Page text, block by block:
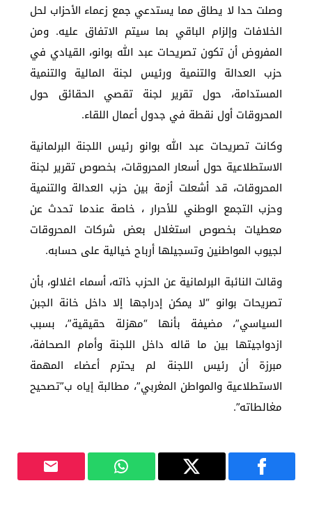
وصلت حدا لا يطاق مما يستدعي جمع زعماء الأحزاب لحل
الخلافات وإلزام الباقي بما سيتم الاتفاق عليه. ومن
المفروض أن تكون تصريحات عبد الله بوانو، القيادي في
حزب العدالة والتنمية ورئيس لجنة المالية والتنمية
المستدامة، حول تقرير لجنة تقصي الحقائق حول
المحروقات أول نقطة في جدول أعمال اللقاء.
وكانت تصريحات عبد الله بوانو رئيس اللجنة البرلمانية
الاستطلاعية حول أسعار المحروقات، بخصوص تقرير لجنة
المحروقات، قد أشعلت أزمة بين حزب العدالة والتنمية
وحزب التجمع الوطني للأحرار ، خاصة عندما تحدث عن
معطيات بخصوص استغلال بعض شركات المحروقات
لجيوب المواطنين وتسجيلها أرباح خيالية على حسابه.
وقالت النائبة البرلمانية عن الحزب ذاته، أسماء اغلالو، بأن
تصريحات بوانو “لا يمكن إدراجها إلا داخل خانة الجبن
السياسي”، مضيفة بأنها “مهزلة حقيقية”، بسبب
ازدواجيتها بين ما قاله داخل اللجنة وأمام الصحافة،
مبرزة أن رئيس اللجنة لم يحترم أعضاء المهمة
الاستطلاعية والمواطن المغربي”، مطالبة إياه ب”تصحيح
مغالطاته”.